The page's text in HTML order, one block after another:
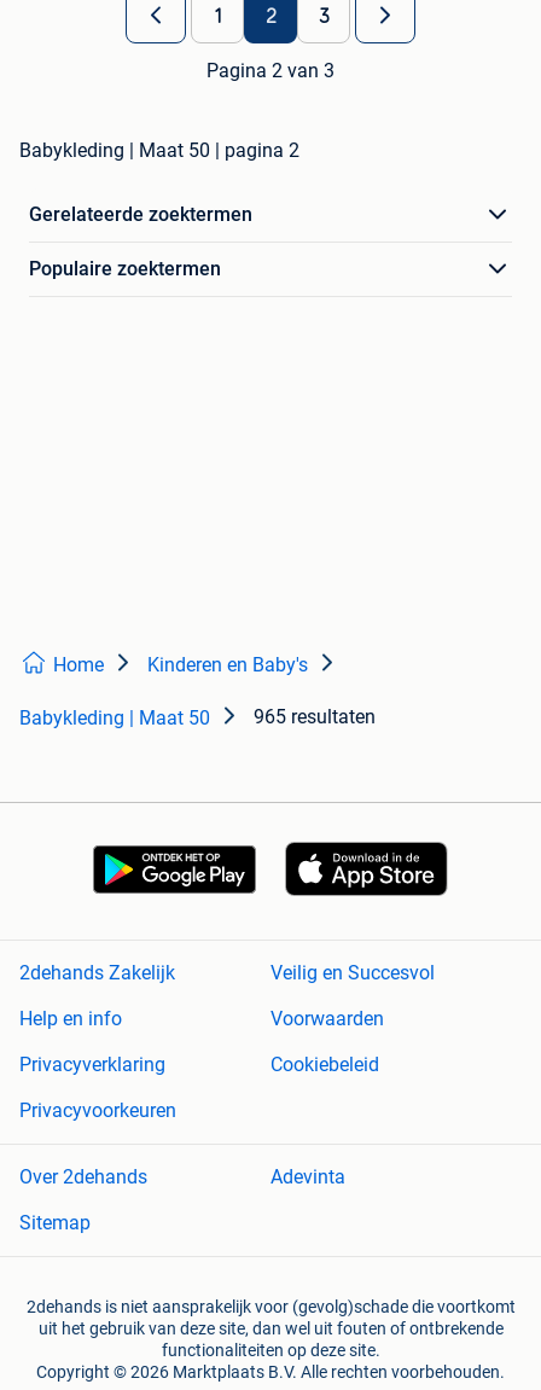
1 2 3
Pagina 2 van 3
Babykleding | Maat 50 | pagina 2
Gerelateerde zoektermen
Populaire zoektermen
Home Kinderen en Baby's
Babykleding | Maat 50 965 resultaten
2dehands Zakelijk
Veilig en Succesvol
Help en info
Voorwaarden
Privacyverklaring
Cookiebeleid
Privacyvoorkeuren
Over 2dehands
Adevinta
Sitemap
2dehands is niet aansprakelijk voor (gevolg)schade die voortkomt
uit het gebruik van deze site, dan wel uit fouten of ontbrekende
functionaliteiten op deze site.
Copyright © 2026 Marktplaats B.V. Alle rechten voorbehouden.